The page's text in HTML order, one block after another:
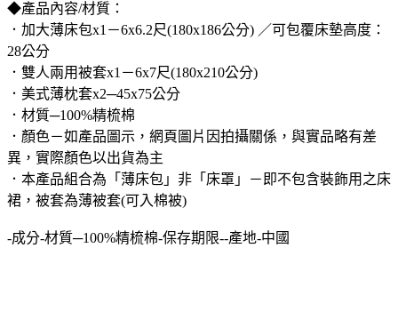
◆產品內容/材質：
．加大薄床包x1－6x6.2尺(180x186公分) ／可包覆床墊高度：
28公分
．雙人兩用被套x1－6x7尺(180x210公分)
．美式薄枕套x2─45x75公分
．材質─100%精梳棉
．顏色－如產品圖示，網頁圖片因拍攝關係，與實品略有差
異，實際顏色以出貨為主
．本產品組合為「薄床包」非「床罩」－即不包含裝飾用之床
裙，被套為薄被套(可入棉被)
-成分-材質─100%精梳棉-保存期限--產地-中國